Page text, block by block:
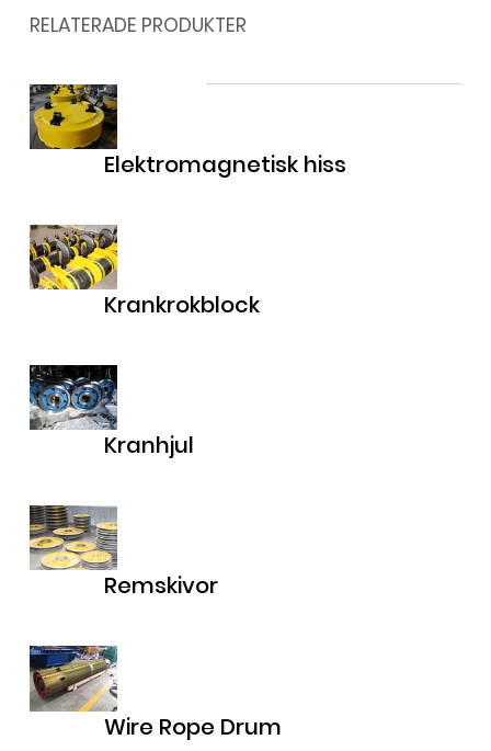
RELATERADE PRODUKTER
Elektromagnetisk hiss
Krankrokblock
Kranhjul
Remskivor
Wire Rope Drum